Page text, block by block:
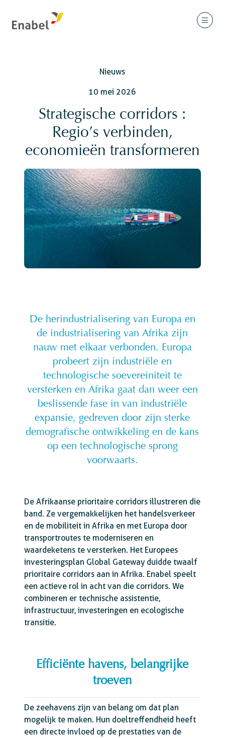
Nieuws
10 mei 2026
Strategische corridors :
Regio’s verbinden,
economieën transformeren
De herindustrialisering van Europa en
de industrialisering van Afrika zijn
nauw met elkaar verbonden. Europa
probeert zijn industriële en
technologische soevereiniteit te
versterken en Afrika gaat dan weer een
beslissende fase in van industriële
expansie, gedreven door zijn sterke
demografische ontwikkeling en de kans
op een technologische sprong
voorwaarts.
De Afrikaanse prioritaire corridors illustreren die
band. Ze vergemakkelijken het handelsverkeer
en de mobiliteit in Afrika en met Europa door
transportroutes te moderniseren en
waardeketens te versterken. Het Europees
investeringsplan Global Gateway duidde twaalf
prioritaire corridors aan in Afrika. Enabel speelt
een actieve rol in acht van die corridors. We
combineren er technische assistentie,
infrastructuur, investeringen en ecologische
transitie.
Efficiënte havens, belangrijke
troeven
De zeehavens zijn van belang om dat plan
mogelijk te maken. Hun doeltreffendheid heeft
een directe invloed op de prestaties van de